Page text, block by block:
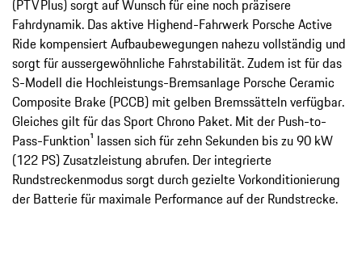
(PTV Plus) sorgt auf Wunsch für eine noch präzisere
Fahrdynamik. Das aktive Highend-Fahrwerk Porsche Active
Ride kompensiert Aufbaubewegungen nahezu vollständig und
sorgt für aussergewöhnliche Fahrstabilität. Zudem ist für das
S-Modell die Hochleistungs-Bremsanlage Porsche Ceramic
Composite Brake (PCCB) mit gelben Bremssätteln verfügbar.
Gleiches gilt für das Sport Chrono Paket. Mit der Push-to-
Pass-Funktion¹ lassen sich für zehn Sekunden bis zu 90 kW
(122 PS) Zusatzleistung abrufen. Der integrierte
Rundstreckenmodus sorgt durch gezielte Vorkonditionierung
der Batterie für maximale Performance auf der Rundstrecke.